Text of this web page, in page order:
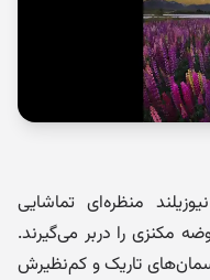
منظره‌ای تماشایی
مکنزی را دربر می‌گیرند.
تاریک و کم‌نظیرش